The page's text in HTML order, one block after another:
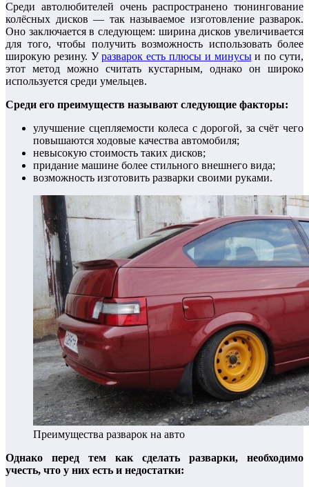
Среди автолюбителей очень распространено тюнингование
колёсных дисков — так называемое изготовление разварок.
Оно заключается в следующем: ширина дисков увеличивается
для того, чтобы получить возможность использовать более
широкую резину. Уразварок есть плюсы и минусыи по сути,
этот метод можно считать кустарным, однако он широко
используется среди умельцев.
Среди его преимуществ называют следующие факторы:
улучшение сцепляемости колеса с дорогой, за счёт чего
повышаются ходовые качества автомобиля;
невысокую стоимость таких дисков;
придание машине более стильного внешнего вида;
возможность изготовить разварки своими руками.
Преимущества разварок на авто
Однако перед тем как сделать разварки, необходимо
учесть, что у них есть и недостатки: